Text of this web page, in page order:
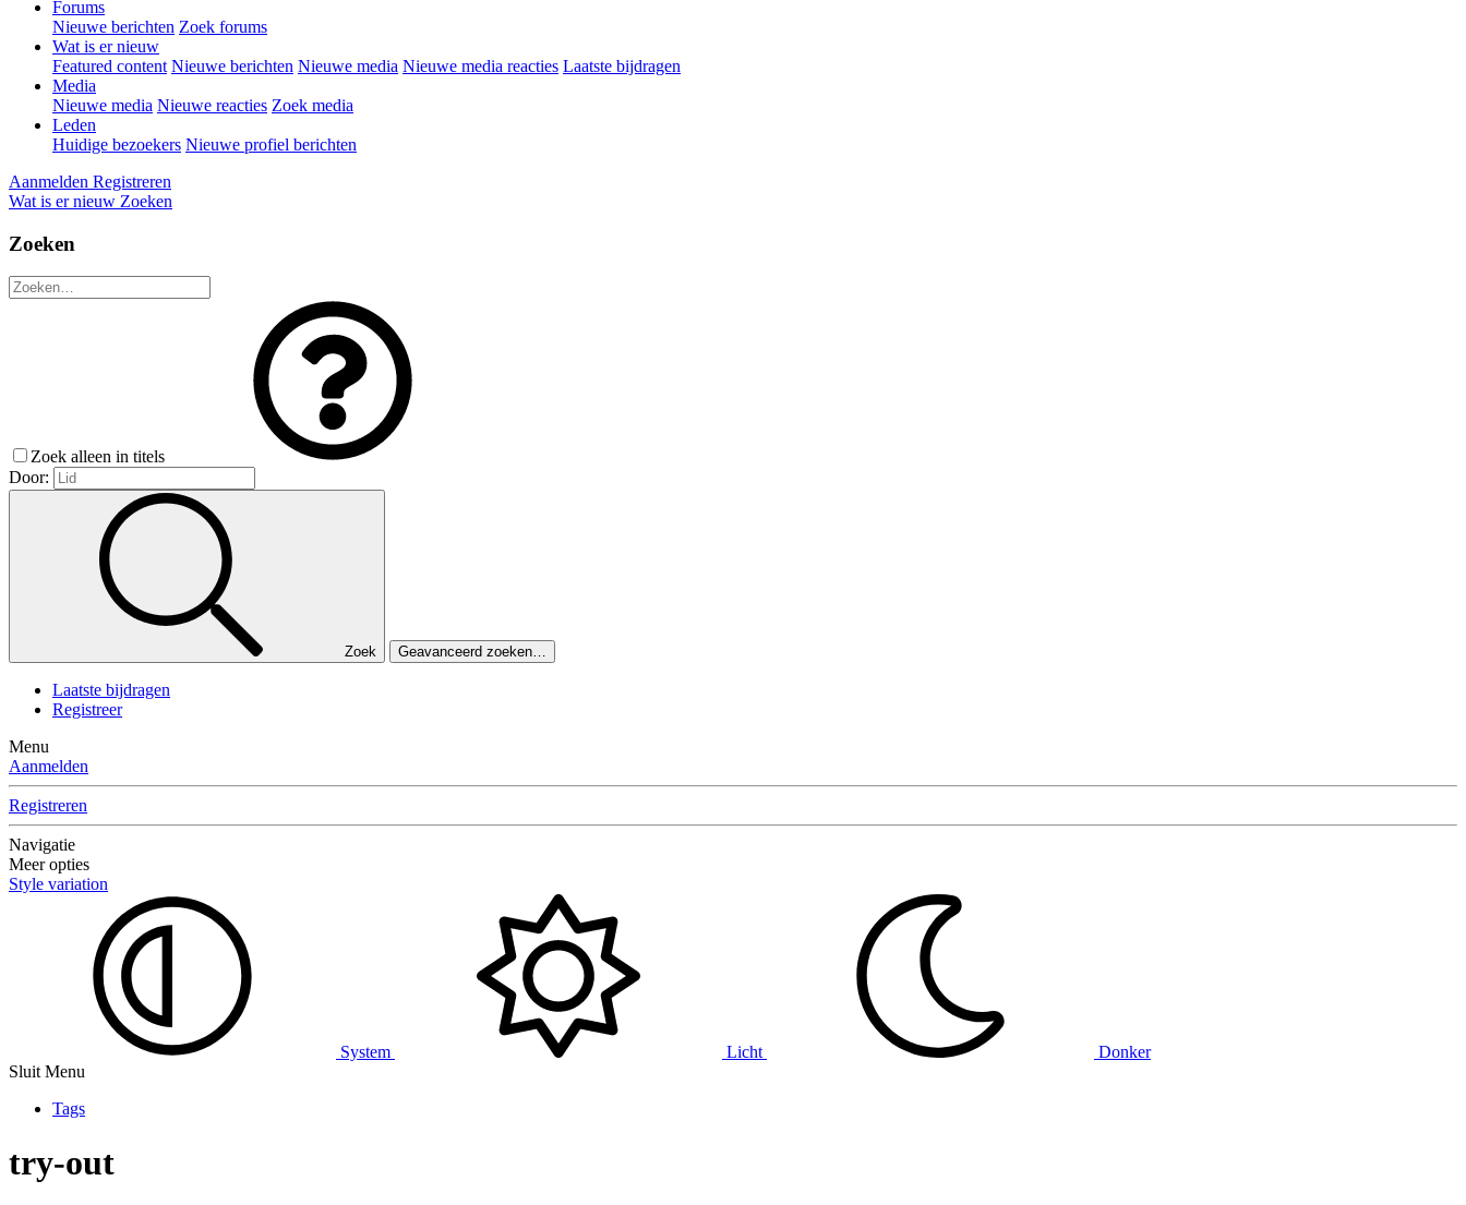
Forums
Nieuwe berichten Zoek forums
Wat is er nieuw
Featured content Nieuwe berichten Nieuwe media Nieuwe media reacties Laatste bijdragen
Media
Nieuwe media Nieuwe reacties Zoek media
Leden
Huidige bezoekers Nieuwe profiel berichten
Aanmelden Registreren
Wat is er nieuw Zoeken
Zoeken
Zoek alleen in titels
Door:
Zoek Geavanceerd zoeken…
Laatste bijdragen
Registreer
Menu
Aanmelden
Registreren
Navigatie
Meer opties
Style variation
System Licht
Donker
Sluit Menu
Tags
try-out